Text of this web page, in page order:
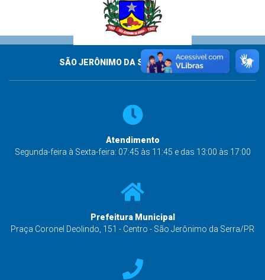
SÃO JERÔNIMO DA SERRA - PARANÁ
Atendimento
Segunda-feira à Sexta-feira: 07:45 às 11:45 e das 13:00 às 17:00
Prefeitura Municipal
Praça Coronel Deolindo, 151 - Centro - São Jerônimo da Serra/PR